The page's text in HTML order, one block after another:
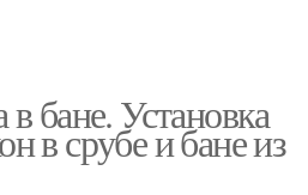
бане. Установка
в срубе и бане из